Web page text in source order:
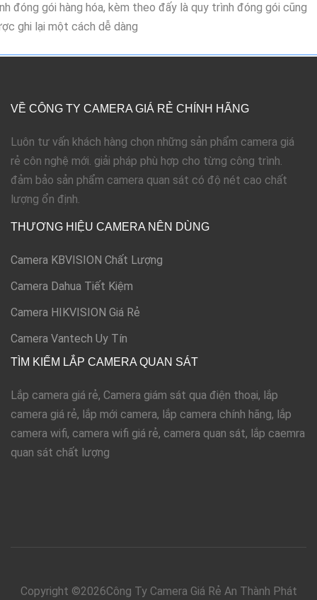
đóng gói hàng hóa, kèm theo đấy là quy trình đóng gói cũng
ghi lại một cách dễ dàng
VỀ CÔNG TY CAMERA GIÁ RẺ CHÍNH HÃNG
Luôn tư vấn khách hàng chọn những sản phẩm camera giá
rẻ côn nghệ mới. giải pháp phù hợp cho từng công trình.
đảm bảo sản phẩm camera quan sát có độ nét cao chất
lượng ổn định.
THƯƠNG HIỆU CAMERA NÊN DÙNG
Camera KBVISION Chất Lượng
Camera Dahua Tiết Kiệm
Camera HIKVISION Giá Rẻ
Camera Vantech Uy Tín
TÌM KIẾM LẮP CAMERA QUAN SÁT
Lắp camera giá rẻ, Camera giám sát qua điện thoại, lắp
camera giá rẻ, lắp mới camera, lắp camera chính hãng, lắp
camera wifi, camera wifi giá rẻ, camera quan sát, lắp caemra
quan sát chất lượng
Copyright ©2026Công Ty Camera Giá Rẻ An Thành Phát